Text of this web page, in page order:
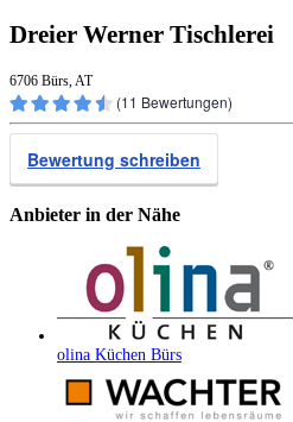
Dreier Werner Tischlerei
6706 Bürs, AT
(11 Bewertungen)
Bewertung schreiben
Anbieter in der Nähe
olina Küchen Bürs